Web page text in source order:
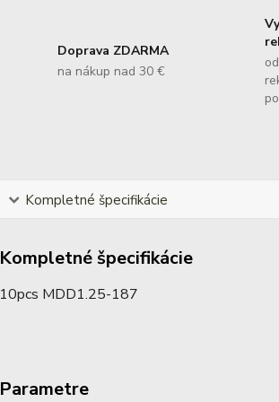
Doprava ZDARMA
na nákup nad 30 €
Kompletné špecifikácie
Kompletné špecifikácie
10pcs MDD1.25-187
Parametre